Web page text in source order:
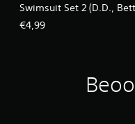
Swimsuit Set 2 (D.D.,
Raven, Vandak)
€4,99